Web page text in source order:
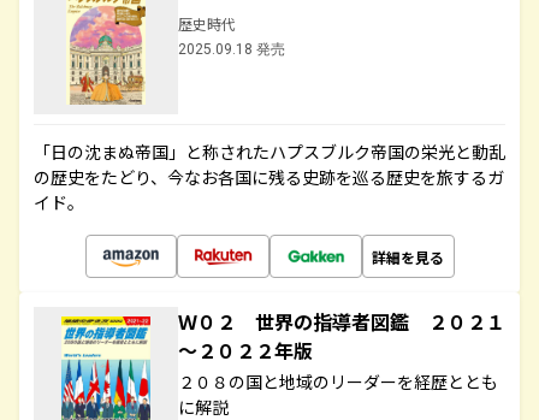
歴史時代
2025.09.18 発売
「日の沈まぬ帝国」と称されたハプスブルク帝国の栄光と動乱
の歴史をたどり、今なお各国に残る史跡を巡る歴史を旅するガ
イド。
詳細を見る
Ｗ０２ 世界の指導者図鑑 ２０２１
～２０２２年版
２０８の国と地域のリーダーを経歴ととも
に解説